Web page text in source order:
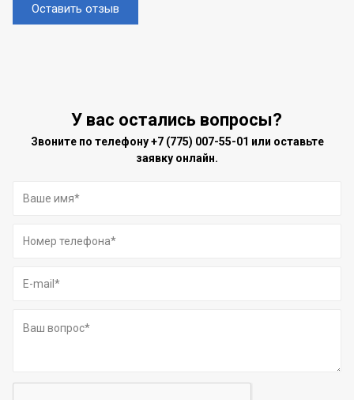
Оставить отзыв
У вас остались вопросы?
Звоните по телефону+7 (775) 007-55-01 или оставьте
заявку онлайн.